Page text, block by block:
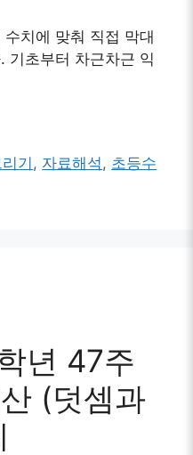
치에 맞춰 직접 막대
기초부터 차근차근 익
기 , 자료해석, 초등수
년 47주
(덧셈과